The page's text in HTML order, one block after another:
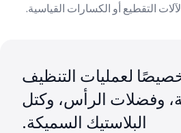
التقطيع أو الكسارات القياسية.
لعمليات التنظيف
وفضلات الرأس، وكتل
البلاستيك السميكة.